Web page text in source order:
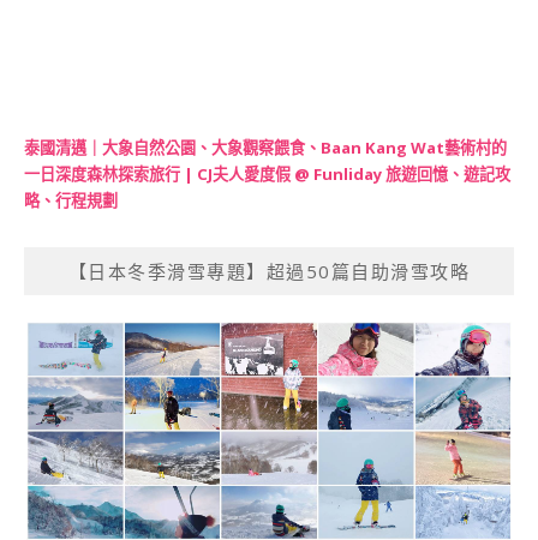
泰國清邁｜大象自然公園、大象觀察餵食、Baan Kang Wat藝術村的
一日深度森林探索旅行 | CJ夫人愛度假 @ Funliday 旅遊回憶、遊記攻
略、行程規劃
【日本冬季滑雪專題】超過50篇自助滑雪攻略